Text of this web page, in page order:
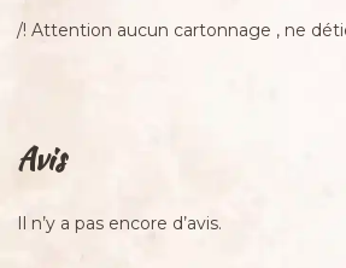
/! Attention aucun cartonnage , ne
Avis
Il n’y a pas encore d’avis.